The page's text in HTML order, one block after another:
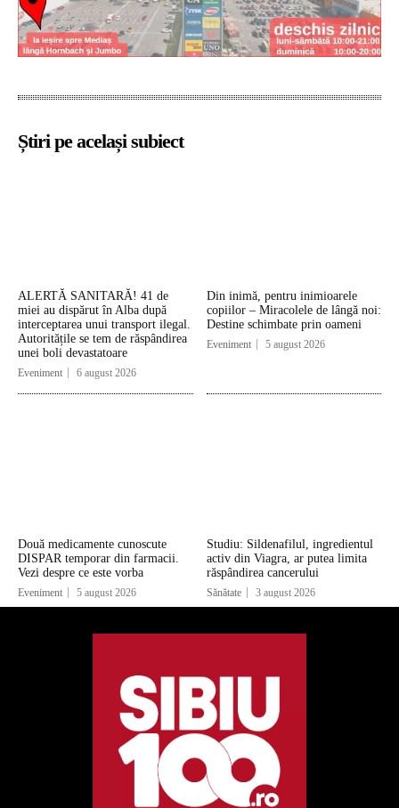
Știri pe același subiect
ALERTĂ SANITARĂ! 41 de
miei au dispărut în Alba după
interceptarea unui transport ilegal.
Autoritățile se tem de răspândirea
unei boli devastatoare
Eveniment 6 august 2026
Din inimă, pentru inimioarele
copiilor – Miracolele de lângă noi:
Destine schimbate prin oameni
Eveniment 5 august 2026
Două medicamente cunoscute
DISPAR temporar din farmacii.
Vezi despre ce este vorba
Eveniment 5 august 2026
Studiu: Sildenafilul, ingredientul
activ din Viagra, ar putea limita
răspândirea cancerului
Sănătate 3 august 2026